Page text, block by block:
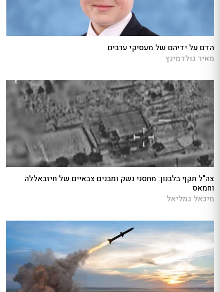
הדם על ידיהם של מעסיקי ערבים
מאיר גולדמינץ
צה"ל תקף בלבנון: מחסני נשק ומבנים צבאיים של חיזבאללה
וחמאס
מיכאל גמליאל